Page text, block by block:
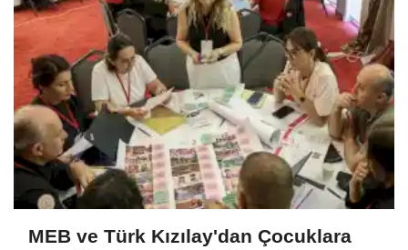
MEB ve Türk Kızılay'dan Çocuklara